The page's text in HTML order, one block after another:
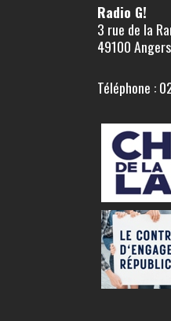
Radio G!
3 rue de la
49100 Angers
Téléphone :